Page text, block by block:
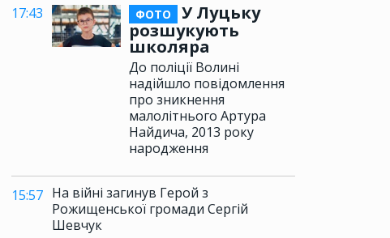
17:43 ФОТО
У Луцьку
розшукують
школяра
До поліції Волині
надійшло повідомлення
про зникнення
малолітнього Артура
Найдича, 2013 року
народження
15:57 На війні загинув Герой з
Рожищенської громади Сергій
Шевчук